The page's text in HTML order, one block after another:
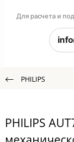
Для расчета и
PHILIPS
PHILIPS